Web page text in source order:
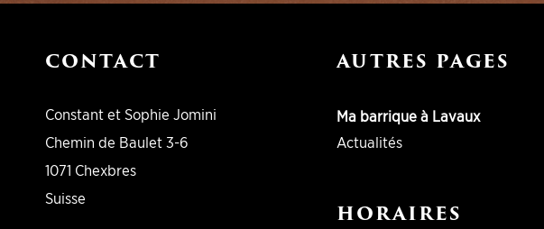
CONTACT
Constant et Sophie Jomini
Chemin de Baulet 3-6
1071 Chexbres
Suisse
AUTRES PAGES
Ma barrique à Lavaux
Actualités
HORAIRES